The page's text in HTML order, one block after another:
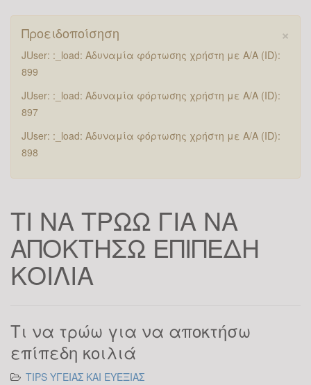
×
Προειδοποίσηση
JUser: :_load: Αδυναμία φόρτωσης χρήστη με Α/Α (ID):
899
JUser: :_load: Αδυναμία φόρτωσης χρήστη με Α/Α (ID):
897
JUser: :_load: Αδυναμία φόρτωσης χρήστη με Α/Α (ID):
898
ΤΙ ΝΑ ΤΡΩΩ ΓΙΑ ΝΑ
ΑΠΟΚΤΗΣΩ ΕΠΙΠΕΔΗ
ΚΟΙΛΙΑ
Τι να τρώω για να αποκτήσω
επίπεδη κοιλιά
TIPS ΥΓΕΙΑΣ ΚΑΙ ΕΥΕΞΙΑΣ